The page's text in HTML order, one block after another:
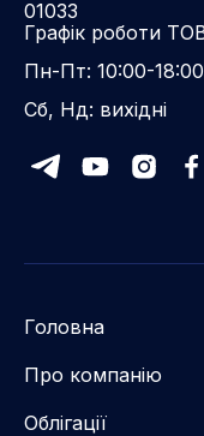
01033
Графік роботи
Пн-Пт: 10:00-18:00
Сб, Нд: вихідні
Головна
Про компанію
Облігації